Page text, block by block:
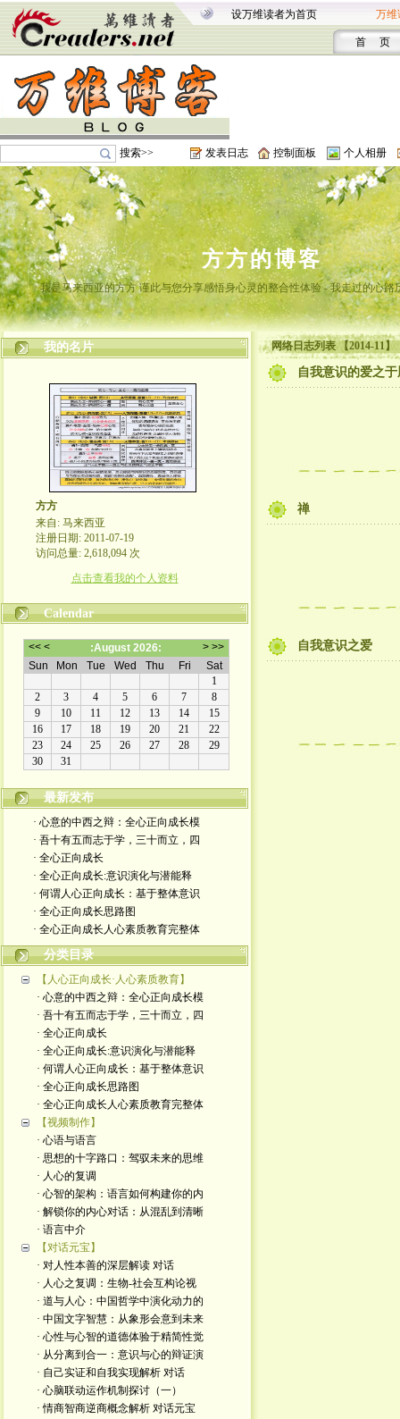
设万维读者为首页 万维
首 页
搜索>> 发表日志 控制面板 个人相册
方方的博客
我是马来西亚的方方 谨此与您分享感悟身心灵的整合性体验 - 我走过的心路
我的名片
方方
来自: 马来西亚
注册日期: 2011-07-19
访问总量: 2,618,094 次
点击查看我的个人资料
Calendar
最新发布
· 心意的中西之辩：全心正向成长模
· 吾十有五而志于学，三十而立，四
· 全心正向成长
· 全心正向成长:意识演化与潜能释
· 何谓人心正向成长：基于整体意识
· 全心正向成长思路图
· 全心正向成长人心素质教育完整体
分类目录
【人心正向成长·人心素质教育】
· 心意的中西之辩：全心正向成长模
· 吾十有五而志于学，三十而立，四
· 全心正向成长
· 全心正向成长:意识演化与潜能释
· 何谓人心正向成长：基于整体意识
· 全心正向成长思路图
· 全心正向成长人心素质教育完整体
【视频制作】
· 心语与语言
· 思想的十字路口：驾驭未来的思维
· 人心的复调
· 心智的架构：语言如何构建你的内
· 解锁你的内心对话：从混乱到清晰
· 语言中介
【对话元宝】
· 对人性本善的深层解读 对话
· 人心之复调：生物-社会互构论视
· 道与人心：中国哲学中演化动力的
· 中国文字智慧：从象形会意到未来
· 心性与心智的道德体验于精简性觉
· 从分离到合一：意识与心的辩证演
· 自己实证和自我实现解析 对话
· 心脑联动运作机制探讨（一）
· 情商智商逆商概念解析 对话元宝
网络日志列表 【2014-11】
自我意识的爱之
禅
自我意识之爱